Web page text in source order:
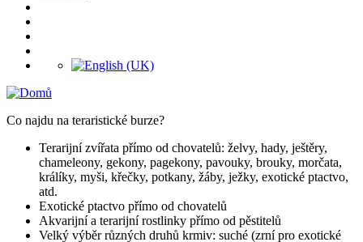
Co najdu na teraristické burze?
Terarijní zvířata přímo od chovatelů: želvy, hady, ještěry,
chameleony, gekony, pagekony, pavouky, brouky, morčata,
králíky, myši, křečky, potkany, žáby, ježky, exotické ptactvo,
atd.
Exotické ptactvo přímo od chovatelů
Akvarijní a terarijní rostlinky přímo od pěstitelů
Velký výběr různých druhů krmiv: suché (zrní pro exotické